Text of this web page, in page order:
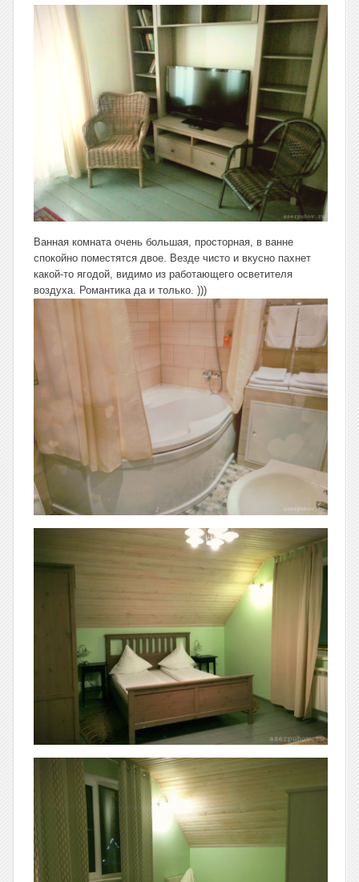
Ванная комната очень большая, просторная, в ванне
спокойно поместятся двое. Везде чисто и вкусно пахнет
какой-то ягодой, видимо из работающего осветителя
воздуха. Романтика да и только. )))